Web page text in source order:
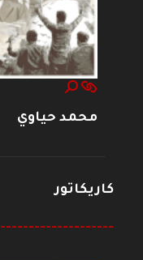
محمد حياوي
كاريكاتور
--------------------